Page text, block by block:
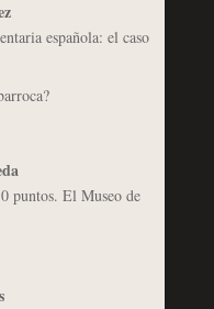
española: el caso
puntos. El Museo de